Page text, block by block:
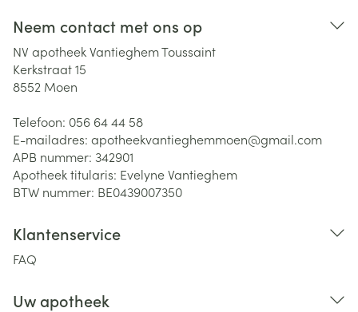
Neem contact met ons op
NV apotheek Vantieghem Toussaint
Kerkstraat 15
8552 Moen
Telefoon: 056 64 44 58
E-mailadres: apotheekvantieghemmoen@gmail.com
APB nummer: 342901
Apotheek titularis: Evelyne Vantieghem
BTW nummer: BE0439007350
Klantenservice
FAQ
Uw apotheek